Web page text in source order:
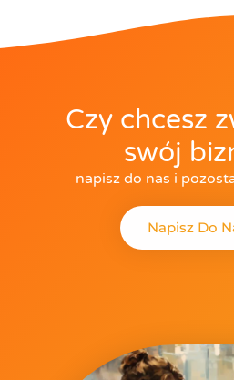
Czy chcesz
swój
napisz do nas i
Napisz Do